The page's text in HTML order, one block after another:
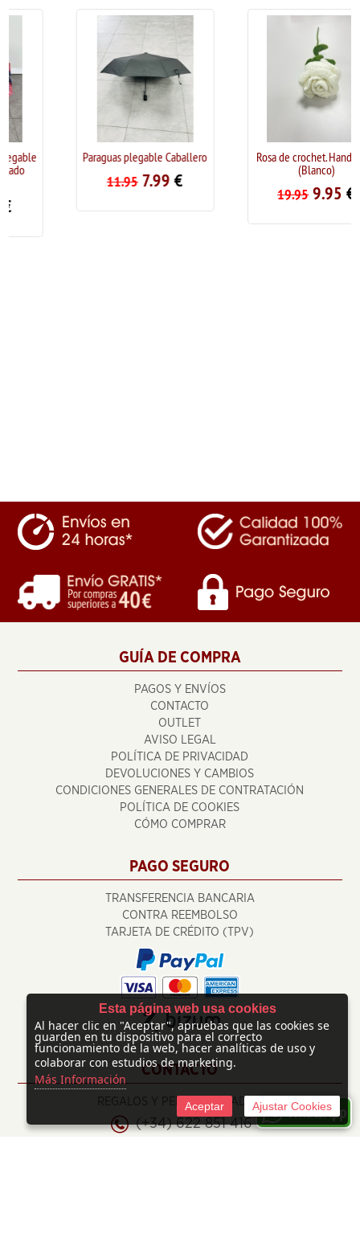
Paraguas plegable Caballero
7.99€
Rosa de crochet. Handmade
9.95€
GUÍA DE COMPRA
PAGOS Y ENVÍOS
CONTACTO
OUTLET
AVISO LEGAL
POLÍTICA DE PRIVACIDAD
DEVOLUCIONES Y CAMBIOS
CONDICIONES GENERALES DE CONTRATACIÓN
POLÍTICA DE COOKIES
CÓMO COMPRAR
PAGO SEGURO
TRANSFERENCIA BANCARIA
CONTRA REEMBOLSO
TARJETA DE CRÉDITO (TPV)
CONTACTO
REGALOS Y PERSONALIZADOS
(+34) 622 851 416
Esta página web usa cookies
Al hacer clic en "Aceptar", apruebas que las cookies se
guarden en tu dispositivo para el correcto
funcionamiento de la web, hacer analíticas de uso y
colaborar con estudios de marketing.
Más Información
Aceptar Ajustar Cookies